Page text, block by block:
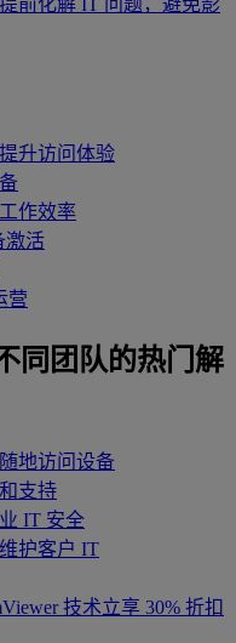
提前化解 IT 问题，避免影
升访问体验
作效率
激活
营
同团队的热门解
地访问设备
支持
IT 安全
护客户 IT
技术立享 30% 折扣